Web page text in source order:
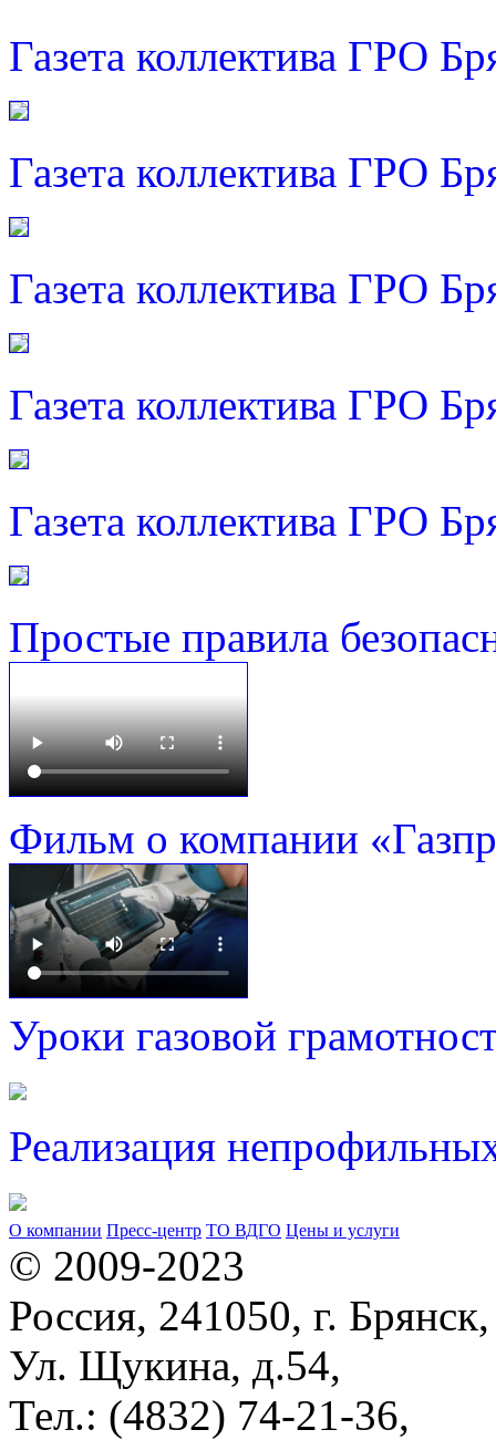
Газета коллектива ГРО
Газета коллектива ГРО
Газета коллектива ГРО
Газета коллектива ГРО
Газета коллектива ГРО
Простые правила
Фильм о компании
Уроки газовой
Реализация
О компании Пресс-центр ТО ВДГО Цены и услуги
© 2009-2023
Россия, 241050, г. Брянск,
Ул. Щукина, д.54,
Тел.: (4832) 74-21-36,